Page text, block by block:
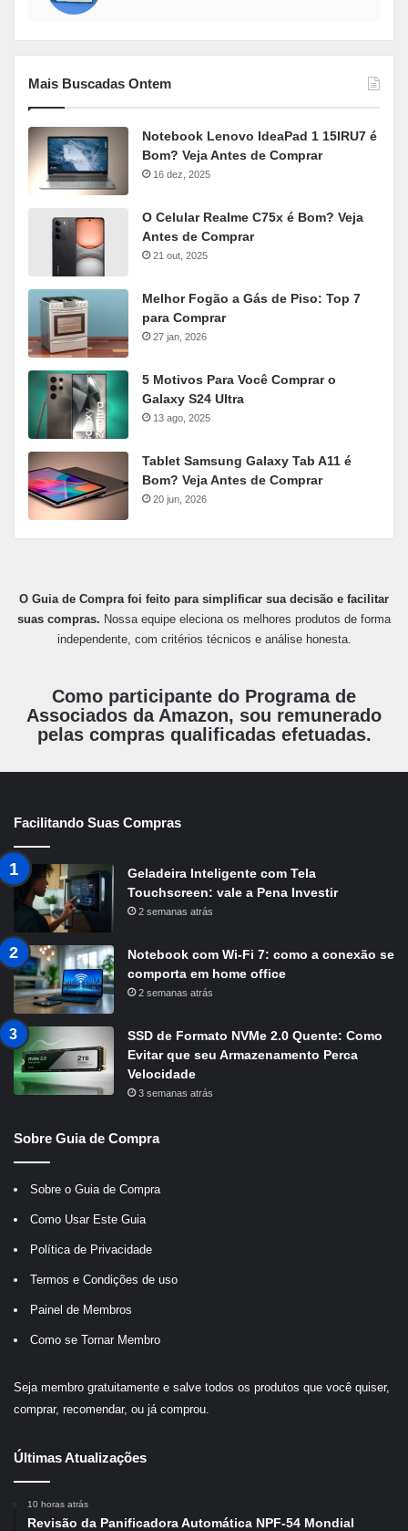
Mais Buscadas Ontem
Notebook Lenovo IdeaPad 1 15IRU7 é
Bom? Veja Antes de Comprar
16 dez, 2025
O Celular Realme C75x é Bom? Veja
Antes de Comprar
21 out, 2025
Melhor Fogão a Gás de Piso: Top 7
para Comprar
27 jan, 2026
5 Motivos Para Você Comprar o
Galaxy S24 Ultra
13 ago, 2025
Tablet Samsung Galaxy Tab A11 é
Bom? Veja Antes de Comprar
20 jun, 2026
O Guia de Compra foi feito para simplificar sua decisão e facilitar
suas compras. Nossa equipe eleciona os melhores produtos de forma
independente, com critérios técnicos e análise honesta.
Como participante do Programa de
Associados da Amazon, sou remunerado
pelas compras qualificadas efetuadas.
Facilitando Suas Compras
Geladeira Inteligente com Tela
Touchscreen: vale a Pena Investir
2 semanas atrás
Notebook com Wi-Fi 7: como a conexão se
comporta em home office
2 semanas atrás
SSD de Formato NVMe 2.0 Quente: Como
Evitar que seu Armazenamento Perca
Velocidade
3 semanas atrás
Sobre Guia de Compra
Sobre o Guia de Compra
Como Usar Este Guia
Política de Privacidade
Termos e Condições de uso
Painel de Membros
Como se Tornar Membro
Seja membro gratuitamente e salve todos os produtos que você quiser,
comprar, recomendar, ou já comprou.
Últimas Atualizações
10 horas atrás
Revisão da Panificadora Automática NPF-54 Mondial